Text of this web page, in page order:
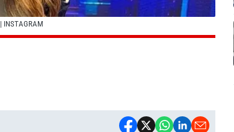
| INSTAGRAM